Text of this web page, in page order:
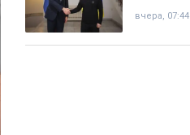
вчера, 07:44